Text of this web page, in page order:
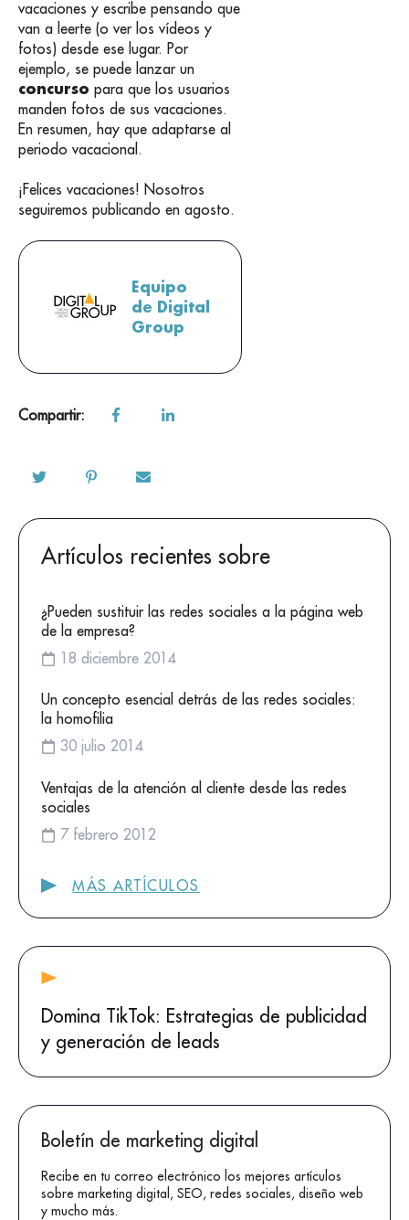
vacaciones y escribe pensando que
van a leerte (o ver los vídeos y
fotos) desde ese lugar. Por
ejemplo, se puede lanzar un
concurso para que los usuarios
manden fotos de sus vacaciones.
En resumen, hay que adaptarse al
periodo vacacional.
¡Felices vacaciones! Nosotros
seguiremos publicando en agosto.
Equipo
de Digital
Group
Compartir:
Artículos recientes sobre
¿Pueden sustituir las redes sociales a la página web
de la empresa?
18 diciembre 2014
Un concepto esencial detrás de las redes sociales:
la homofilia
30 julio 2014
Ventajas de la atención al cliente desde las redes
sociales
7 febrero 2012
MÁS ARTÍCULOS
Domina TikTok: Estrategias de publicidad
y generación de leads
Boletín de marketing digital
Recibe en tu correo electrónico los mejores artículos
sobre marketing digital, SEO, redes sociales, diseño web
y mucho más.